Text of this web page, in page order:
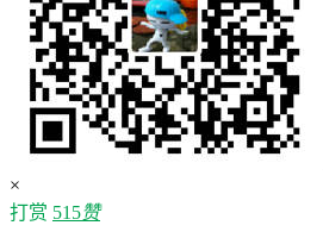
×
打赏 515赞